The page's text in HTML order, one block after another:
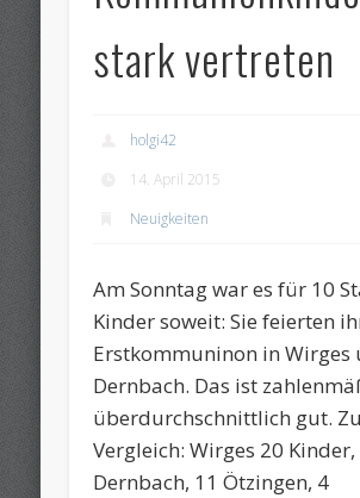
stark vertreten
holgi42
14. April 2015
Neuigkeiten
Am Sonntag war es für 10
Kinder soweit: Sie feierten
Erstkommuninon in Wirges
Dernbach. Das ist
überdurchschnittlich gut.
Vergleich: Wirges 20 Kinder,
Dernbach, 11 Ötzingen, 4